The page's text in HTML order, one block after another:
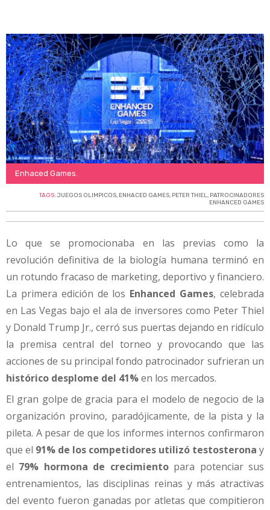
Enhaced Games.
TAGS: JUEGOS OLIMPICOS, ENHACED GAMES, PETER THIEL, PATROCINADORES
ENHANCED GAMES
Lo que se promocionaba en las previas como la
revolución definitiva de la biología humana terminó en
un rotundo fracaso de marketing, deportivo y financiero.
La primera edición de los Enhanced Games, celebrada
en Las Vegas bajo el ala de inversores como Peter Thiel
y Donald Trump Jr., cerró sus puertas dejando en ridículo
la premisa central del torneo y provocando que las
acciones de su principal fondo patrocinador sufrieran un
histórico desplome del 41%en los mercados.
El gran golpe de gracia para el modelo de negocio de la
organización provino, paradójicamente, de la pista y la
pileta. A pesar de que los informes internos confirmaron
que el 91% de los competidores utilizó testosterona y
el 79% hormona de crecimientopara potenciar sus
entrenamientos, las disciplinas reinas y más atractivas
del evento fueron ganadas por atletas que compitieron